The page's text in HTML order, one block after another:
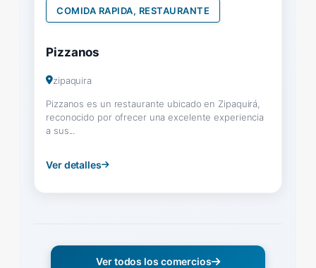
COMIDA RAPIDA, RESTAURANTE
Pizzanos
zipaquira
Pizzanos es un restaurante ubicado en Zipaquirá,
reconocido por ofrecer una excelente experiencia
a sus...
Ver detalles
Ver todos los comercios